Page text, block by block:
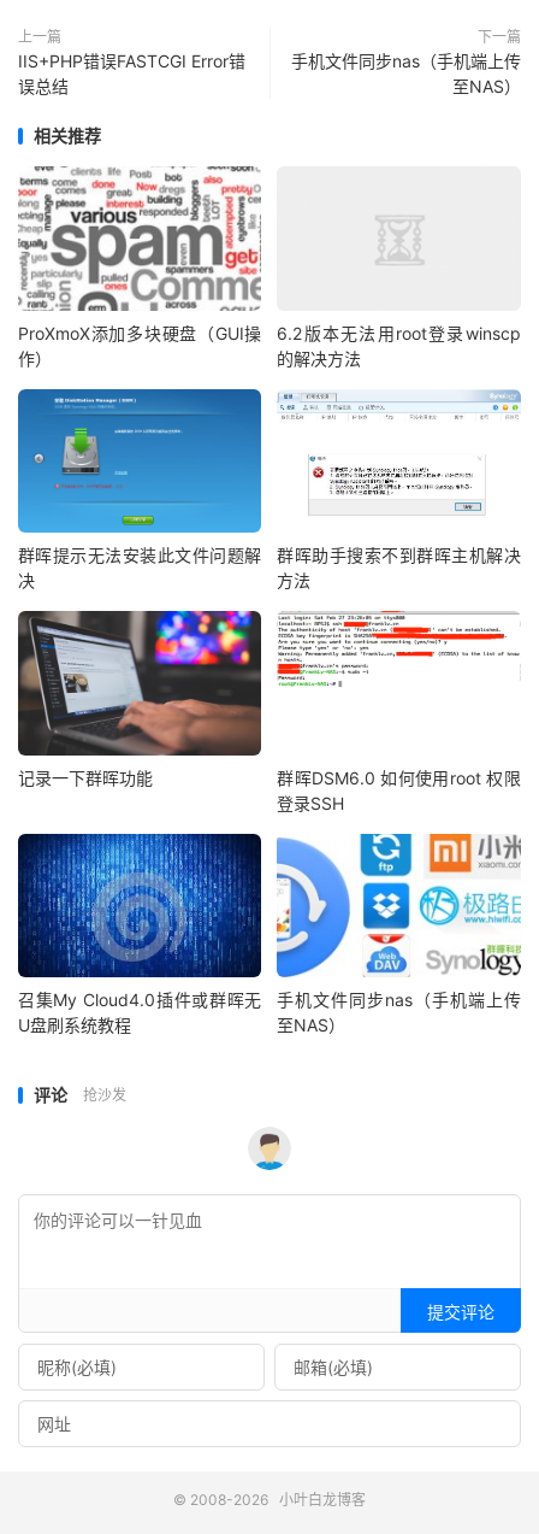
上一篇
IIS+PHP错误FASTCGI Error错
误总结
下一篇
手机文件同步nas（手机端上传
至NAS）
相关推荐
ProXmoX添加多块硬盘（GUI操
作）
6.2版本无法用root登录winscp
的解决方法
群晖提示无法安装此文件问题解
决
群晖助手搜索不到群晖主机解决
方法
记录一下群晖功能
群晖DSM6.0 如何使用root 权限
登录SSH
召集My Cloud4.0插件或群晖无
U盘刷系统教程
手机文件同步nas（手机端上传
至NAS）
评论 抢沙发
提交评论
© 2008-2026 小叶白龙博客